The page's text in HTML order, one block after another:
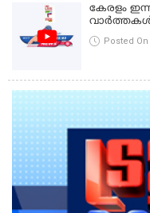
കേരളം
Posted On